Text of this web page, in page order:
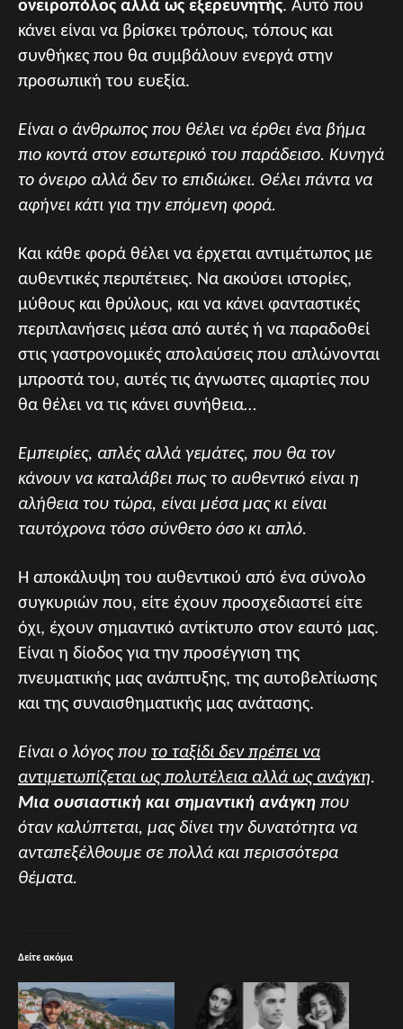
ονειροπόλος αλλά ως εξερευνητής. Αυτό που
κάνει είναι να βρίσκει τρόπους, τόπους και
συνθήκες που θα συμβάλουν ενεργά στην
προσωπική του ευεξία.
Είναι ο άνθρωπος που θέλει να έρθει ένα βήμα
πιο κοντά στον εσωτερικό του παράδεισο. Κυνηγά
το όνειρο αλλά δεν το επιδιώκει. Θέλει πάντα να
αφήνει κάτι για την επόμενη φορά.
Και κάθε φορά θέλει να έρχεται αντιμέτωπος με
αυθεντικές περιπέτειες. Να ακούσει ιστορίες,
μύθους και θρύλους, και να κάνει φανταστικές
περιπλανήσεις μέσα από αυτές ή να παραδοθεί
στις γαστρονομικές απολαύσεις που απλώνονται
μπροστά του, αυτές τις άγνωστες αμαρτίες που
θα θέλει να τις κάνει συνήθεια…
Εμπειρίες, απλές αλλά γεμάτες, που θα τον
κάνουν να καταλάβει πως το αυθεντικό είναι η
αλήθεια του τώρα, είναι μέσα μας κι είναι
ταυτόχρονα τόσο σύνθετο όσο κι απλό.
Η αποκάλυψη του αυθεντικού από ένα σύνολο
συγκυριών που, είτε έχουν προσχεδιαστεί είτε
όχι, έχουν σημαντικό αντίκτυπο στον εαυτό μας.
Είναι η δίοδος για την προσέγγιση της
πνευματικής μας ανάπτυξης, της αυτοβελτίωσης
και της συναισθηματικής μας ανάτασης.
Είναι ο λόγος που το ταξίδι δεν πρέπει να
αντιμετωπίζεται ως πολυτέλεια αλλά ως ανάγκη.
Μια ουσιαστική και σημαντική ανάγκη που
όταν καλύπτεται, μας δίνει την δυνατότητα να
ανταπεξέλθουμε σε πολλά και περισσότερα
θέματα.
Δείτε ακόμα